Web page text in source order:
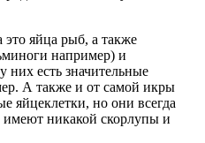
это яйца рыб, а также
например) и
есть значительные
А также и от самой икры
яйцеклетки, но они всегда
никакой скорлупы и